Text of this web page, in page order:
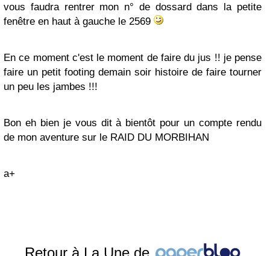
vous faudra rentrer mon n° de dossard dans la petite
fenêtre en haut à gauche le 2569
En ce moment c'est le moment de faire du jus !! je pense
faire un petit footing demain soir histoire de faire tourner
un peu les jambes !!!
Bon eh bien je vous dit à bientôt pour un compte rendu
de mon aventure sur le RAID DU MORBIHAN
a+
Retour à La Une de